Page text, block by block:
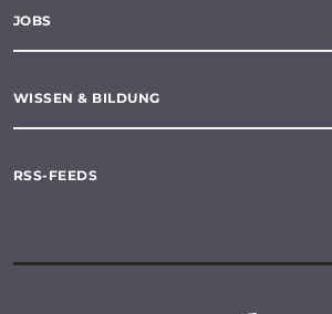
JOBS
WISSEN & BILDUNG
RSS-FEEDS